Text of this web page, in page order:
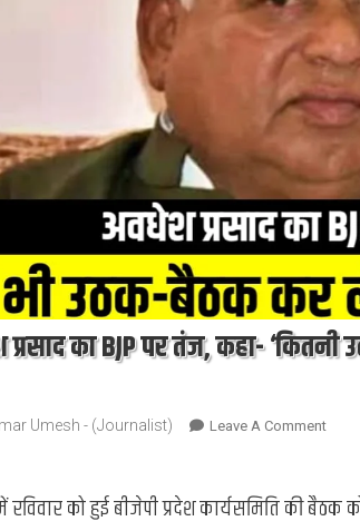
का BJP पर तंज, कहा-
Umesh - (Journalist) Leave A CommentOn
अवधेश
रविवार को हुई बीजेपी प्रदेश कार्यसमिति की